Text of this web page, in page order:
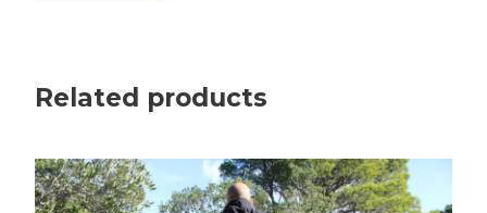
Related products